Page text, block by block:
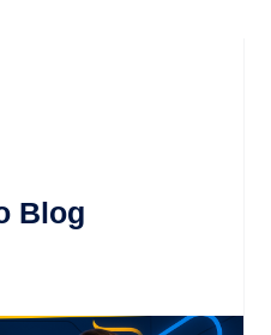
Blog